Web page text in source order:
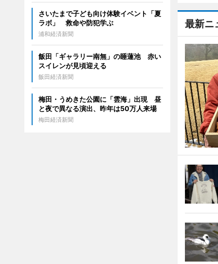
最新ニ
さいたまで子ども向け体験イベント「夏
ラボ」 救命や防犯学ぶ
浦和経済新聞
飯田「ギャラリー南無」の睡蓮池 赤い
スイレンが見頃迎える
飯田経済新聞
梅田・うめきた公園に「雲海」出現 昼
と夜で異なる演出、昨年は50万人来場
梅田経済新聞